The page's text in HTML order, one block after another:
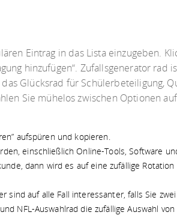
Eintrag in das Lista einzugeben.
hinzufügen“. Zufallsgenerator rad
Glücksrad für Schülerbeteiligung,
Sie mühelos zwischen Optionen
aufspüren und kopieren.
einschließlich Online-Tools, Software
dann wird es auf eine zufällige
auf alle Fall interessanter, falls Sie
NFL-Auswahlrad die zufällige Auswahl